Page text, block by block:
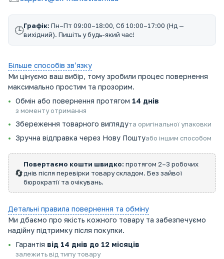
🕒Графік: Пн–Пт 09:00–18:00, Сб 10:00–17:00 (Нд —
вихідний). Пишіть у будь-який час!
Більше способів звʼязку
Ми цінуємо ваш вибір, тому зробили процес повернення
максимально простим та прозорим.
Обмін або повернення протягом 14 днів
з моменту отримання
Збереження товарного виглядута оригінальної упаковки
Зручна відправка через Нову Поштуабо іншим способом
🔄
Повертаємо кошти швидко: протягом 2–3 робочих
днів після перевірки товару складом. Без зайвої
бюрократії та очікувань.
Детальні правила повернення та обміну
Ми дбаємо про якість кожного товару та забезпечуємо
надійну підтримку після покупки.
Гарантія від 14 днів до 12 місяців
залежить від типу товару